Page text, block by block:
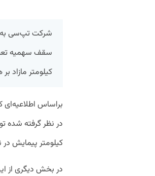
کیلومتر مازاد بر هزار کیلومتر، ۱۵
براساس اطلاعیه‌ای
در نظر گرفته شده
کیلومتر پیمایش
در بخش دیگری از